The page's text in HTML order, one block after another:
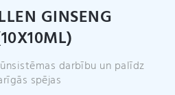
GINSENG
darbību un palīdz
spējas